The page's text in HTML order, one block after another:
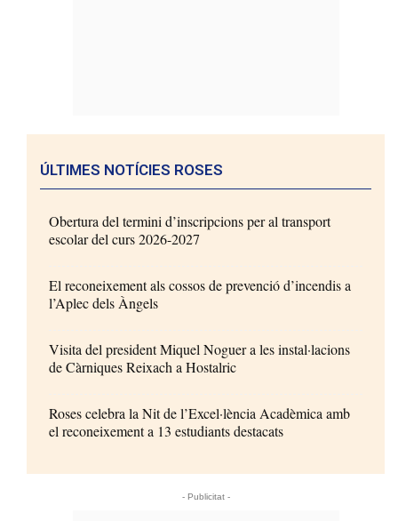
ÚLTIMES NOTÍCIES ROSES
Obertura del termini d’inscripcions per al transport
escolar del curs 2026-2027
El reconeixement als cossos de prevenció d’incendis a
l’Aplec dels Àngels
Visita del president Miquel Noguer a les instal·lacions
de Càrniques Reixach a Hostalric
Roses celebra la Nit de l’Excel·lència Acadèmica amb
el reconeixement a 13 estudiants destacats
- Publicitat -